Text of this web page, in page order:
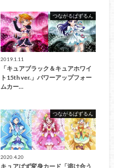
つながるぱずるん
2019.1.11
「キュアブラック＆キュアホワイ
ト15th ver.」パワーアップフォー
ムカー…
つながるぱずるん
2020.4.20
キュアぱず変身カード「溶け合う